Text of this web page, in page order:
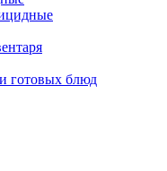
готовых блюд